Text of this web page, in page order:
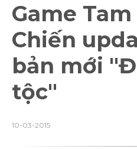
Game
Chiến
bản mới
tộc"
10-03-2015